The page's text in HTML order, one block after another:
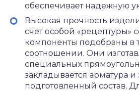
обеспечивает надежную
Высокая прочность
счет особой «рецептуры»
компоненты подобраны в
соотношении. Они
специальных
закладывается арматура и
подготовленный состав.